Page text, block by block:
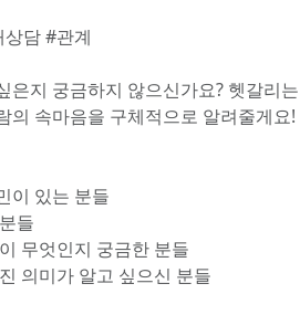
담 #관계
은지 궁금하지 않으신가요? 헷갈리
의 속마음을 구체적으로 알려줄게요!
이 있는 분들
들
무엇인지 궁금한 분들
의미가 알고 싶으신 분들